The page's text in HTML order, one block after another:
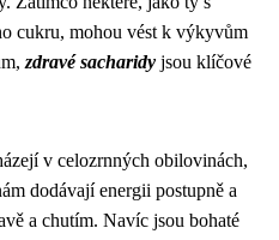
cukru, mohou vést k výkyvům
zdravé sacharidy jsou klíčové
v celozrnných obilovinách,
dodávají energii postupně a
a chutím. Navíc jsou bohaté